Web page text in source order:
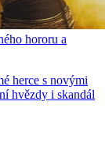
hororu a
herce s novými
hvězdy i skandál